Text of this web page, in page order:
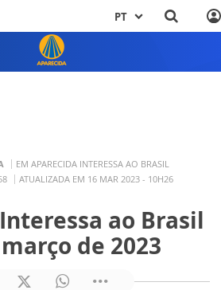
PT
EM APARECIDA INTERESSA AO BRASIL
ATUALIZADA EM 16 MAR 2023 - 10H26
ao Brasil
de 2023